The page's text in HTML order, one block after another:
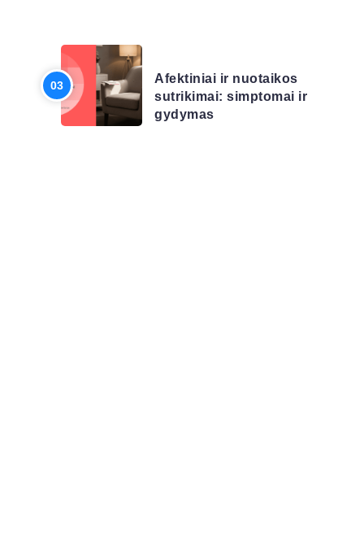
Afektiniai ir nuotaikos
sutrikimai: simptomai ir
gydymas